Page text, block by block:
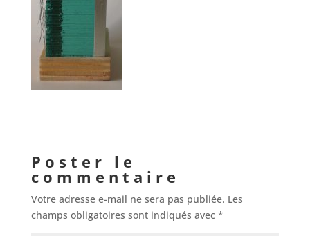
Poster le
commentaire
Votre adresse e-mail ne sera pas publiée. Les
champs obligatoires sont indiqués avec *